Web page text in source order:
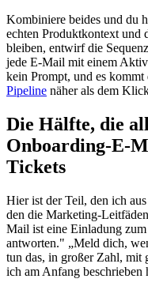
Kombiniere beides und du
echten Produktkontext und
bleiben, entwirf die
jede E-Mail mit einem
kein Prompt, und es
Pipeline näher als dem
Die Hälfte, die
Onboarding-E-
Tickets
Hier ist der Teil, den ich
den die Marketing-
Mail ist eine Einladung
antworten." „Meld dich,
tun das, in großer Zahl, mit
ich am Anfang beschrieben